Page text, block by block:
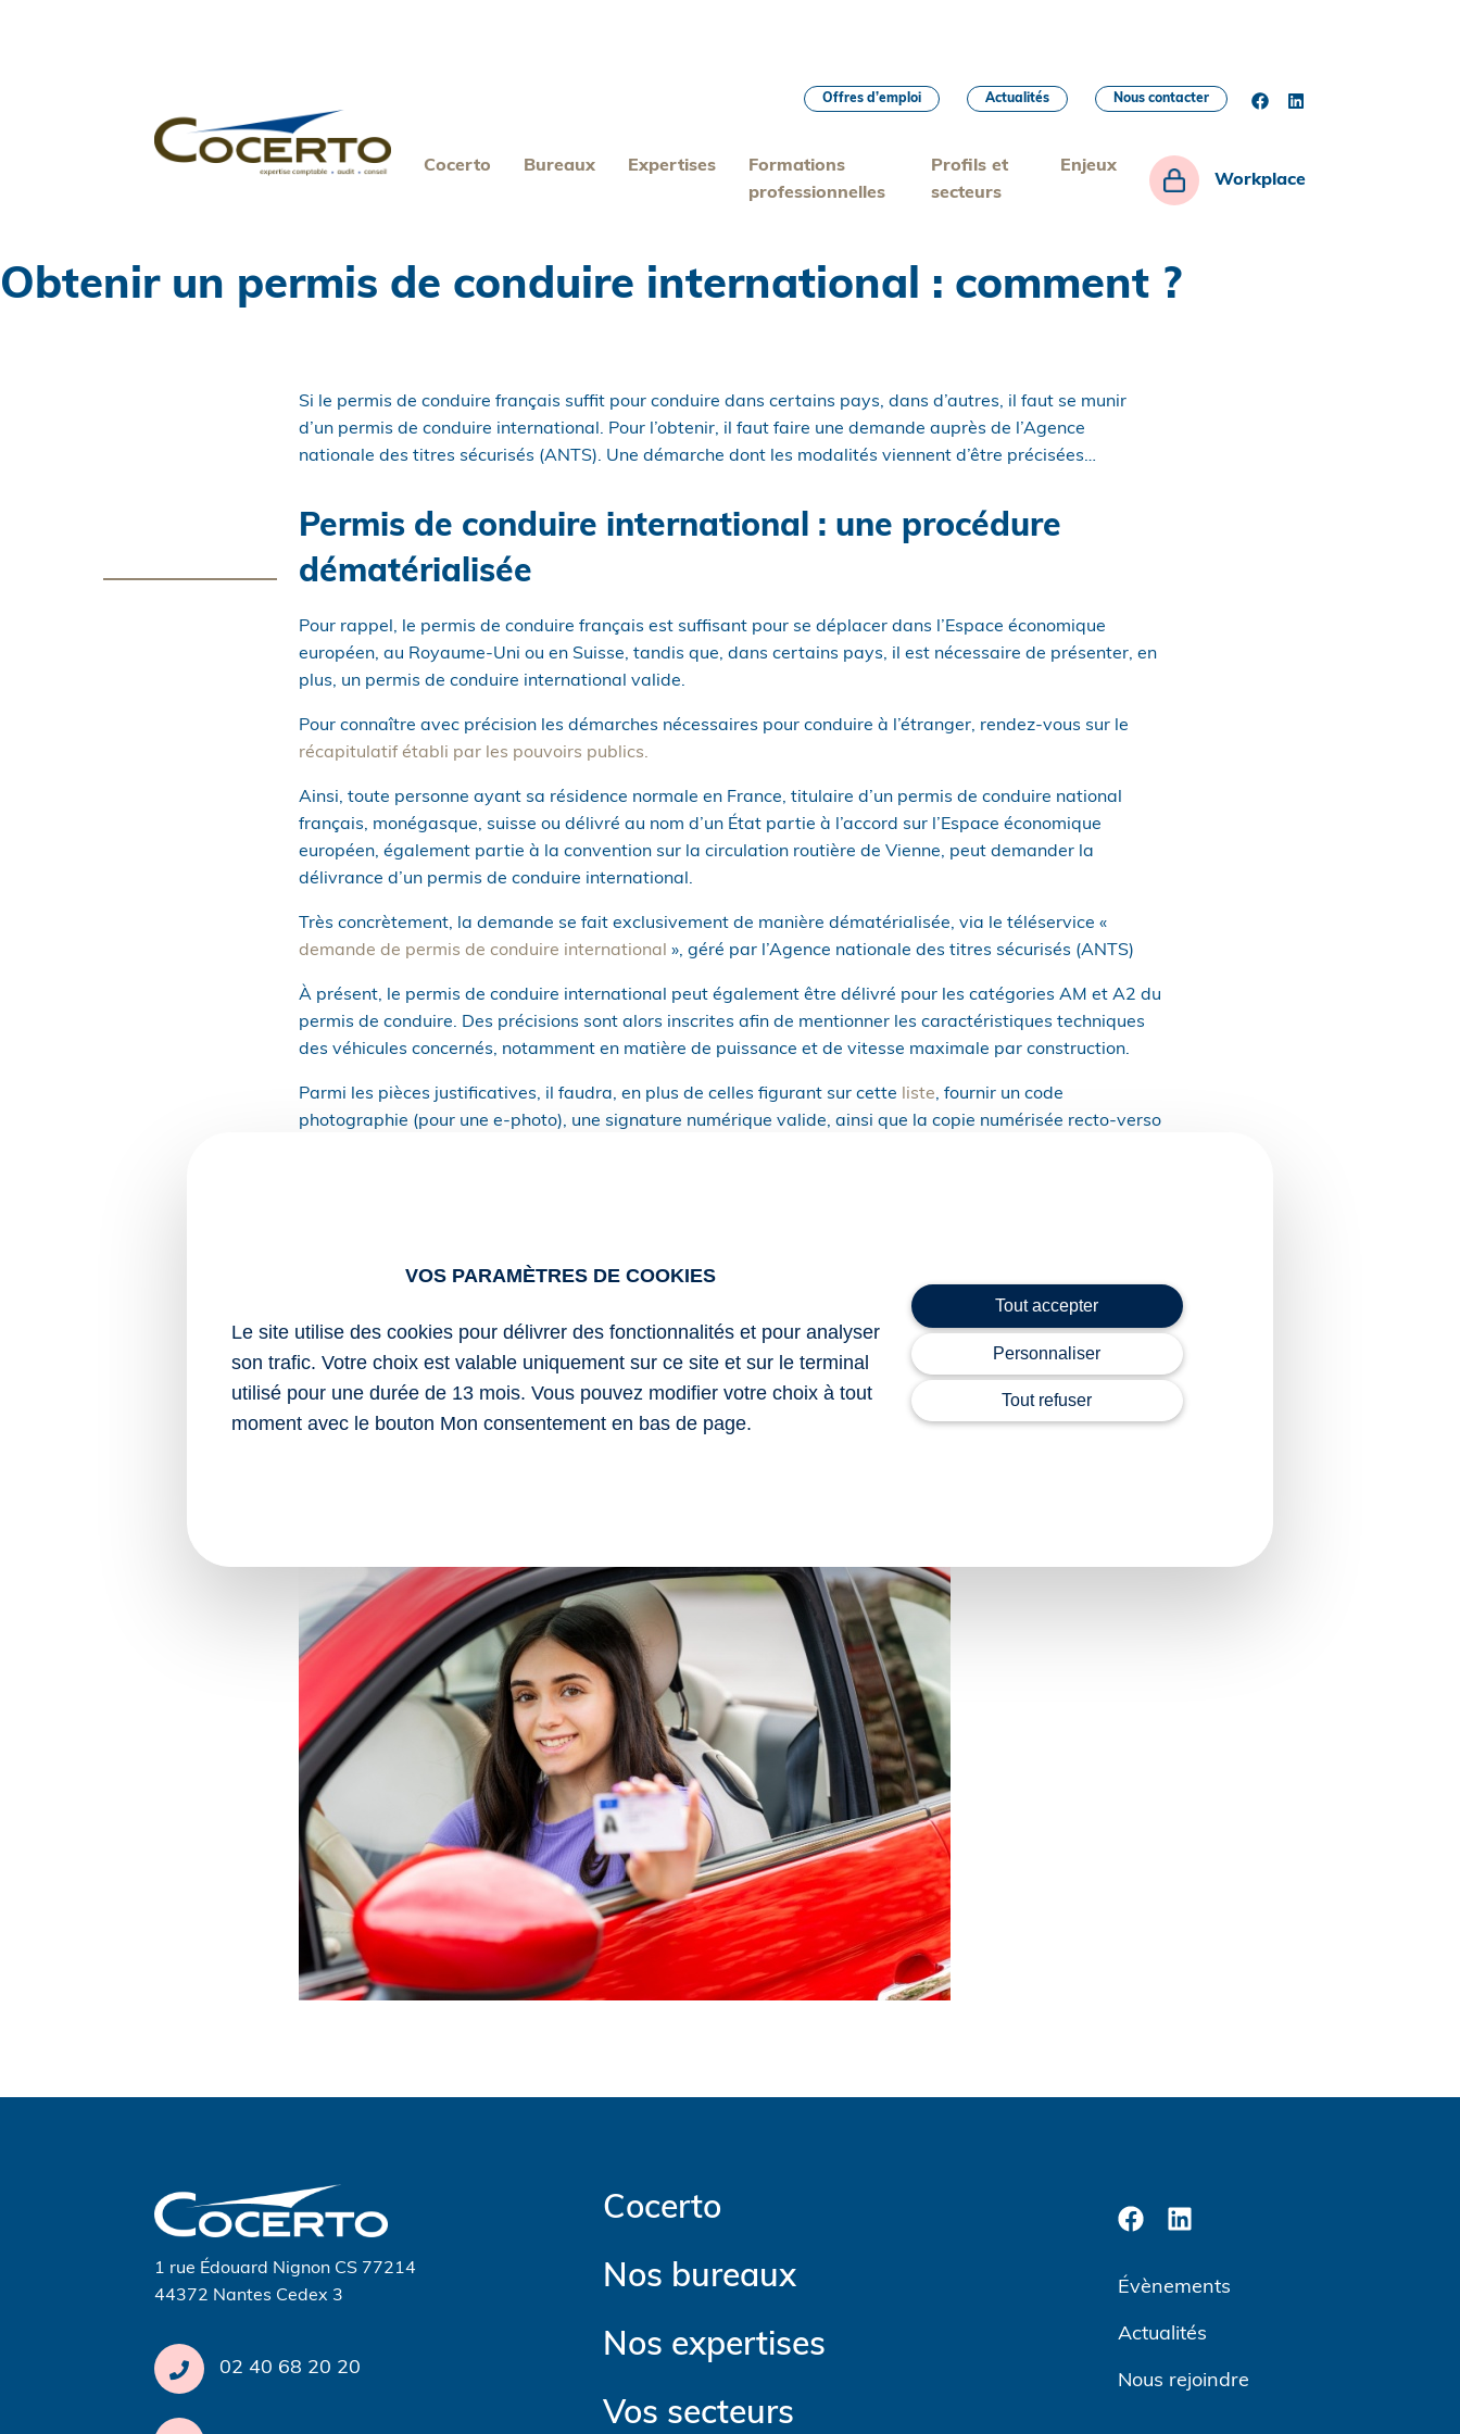
Cocerto Bureaux Expertises
Formations
professionnelles
Profils et
secteurs
Enjeux
Workplace
Offres d’emploi Actualités Nous contacter
Obtenir un permis de conduire international : comment ?
Si le permis de conduire français suffit pour conduire dans certains pays, dans d’autres, il faut se munir
d’un permis de conduire international. Pour l’obtenir, il faut faire une demande auprès de l’Agence
nationale des titres sécurisés (ANTS). Une démarche dont les modalités viennent d’être précisées…
Permis de conduire international : une procédure
dématérialisée
Pour rappel, le permis de conduire français est suffisant pour se déplacer dans l’Espace économique
européen, au Royaume-Uni ou en Suisse, tandis que, dans certains pays, il est nécessaire de présenter, en
plus, un permis de conduire international valide.
Pour connaître avec précision les démarches nécessaires pour conduire à l’étranger, rendez-vous sur le
récapitulatif établi par les pouvoirs publics.
Ainsi, toute personne ayant sa résidence normale en France, titulaire d’un permis de conduire national
français, monégasque, suisse ou délivré au nom d’un État partie à l’accord sur l’Espace économique
européen, également partie à la convention sur la circulation routière de Vienne, peut demander la
délivrance d’un permis de conduire international.
Très concrètement, la demande se fait exclusivement de manière dématérialisée, via le téléservice «
demande de permis de conduire international », géré par l’Agence nationale des titres sécurisés (ANTS)
À présent, le permis de conduire international peut également être délivré pour les catégories AM et A2 du
permis de conduire. Des précisions sont alors inscrites afin de mentionner les caractéristiques techniques
des véhicules concernés, notamment en matière de puissance et de vitesse maximale par construction.
Parmi les pièces justificatives, il faudra, en plus de celles figurant sur cette liste, fournir un code
photographie (pour une e-photo), une signature numérique valide, ainsi que la copie numérisée recto-verso
Notez que les permis de conduire internationaux délivrés avant ces nouveautés, c’est-à-dire avant le 26
février 2026, restent valables jusqu’à la fin de leur validité et, au plus tard, jusqu’au 31 décembre 2029.
Sources :
Arrêté du 20 février 2026 modifiant l’arrêté du 20 avril 2012 relatif aux conditions d’établissement,
de délivrance et de validité du permis de conduire
1 rue Édouard Nignon CS 77214
44372 Nantes Cedex 3
02 40 68 20 20
Cocerto
Nos bureaux
Nos expertises
Vos secteurs
Évènements
Actualités
Nous rejoindre
VOS PARAMÈTRES DE COOKIES
Le site utilise des cookies pour délivrer des fonctionnalités et pour analyser
son trafic. Votre choix est valable uniquement sur ce site et sur le terminal
utilisé pour une durée de 13 mois. Vous pouvez modifier votre choix à tout
moment avec le bouton Mon consentement en bas de page.
Tout accepter
Personnaliser
Tout refuser